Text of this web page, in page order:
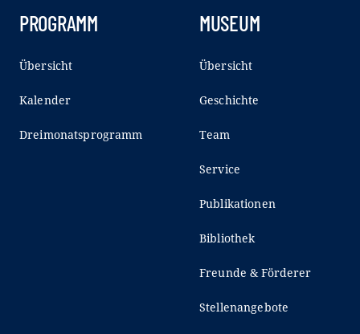
PROGRAMM
Übersicht
Kalender
Dreimonatsprogramm
MUSEUM
Übersicht
Geschichte
Team
Service
Publikationen
Bibliothek
Freunde & Förderer
Stellenangebote